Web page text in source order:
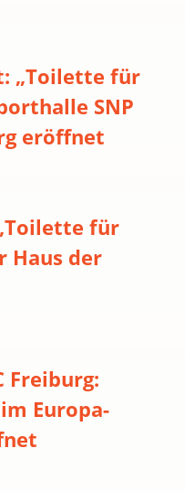
„Toilette für
SNP
eröffnet
für
Haus der
Freiburg:
Europa-